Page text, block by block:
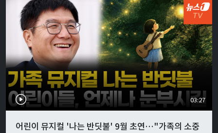
03:27
어린이 뮤지컬 '나는 반딧불' 9월 초연…"가족의 소중